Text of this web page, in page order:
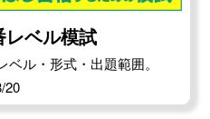
ベル模試
ベル・形式・出題範囲。
20